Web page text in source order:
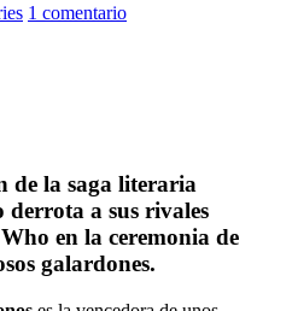
1 comentario
de la saga literaria
derrota a sus rivales
en la ceremonia de
galardones.